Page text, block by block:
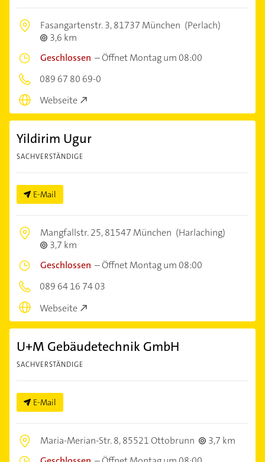
Fasangartenstr. 3,81737 München (Perlach)
3,6 km
Geschlossen –Öffnet Montag um 08:00
089 67 80 69-0
Webseite
Yildirim Ugur
SACHVERSTÄNDIGE
E-Mail
Mangfallstr. 25,81547 München (Harlaching)
3,7 km
Geschlossen –Öffnet Montag um 08:00
089 64 16 74 03
Webseite
U+M Gebäudetechnik GmbH
SACHVERSTÄNDIGE
E-Mail
Maria-Merian-Str. 8,85521 Ottobrunn
3,7 km